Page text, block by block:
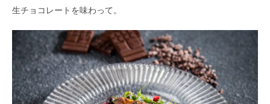
生チョコレートを味わって。